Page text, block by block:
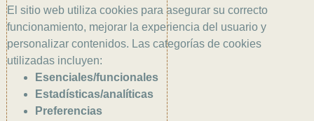
El sitio web utiliza cookies para asegurar su correcto
funcionamiento, mejorar la experiencia del usuario y
personalizar contenidos. Las categorías de cookies
utilizadas incluyen:
Esenciales/funcionales
Estadísticas/analíticas
Preferencias